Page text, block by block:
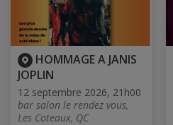
HOMMAGE A JANIS
JOPLIN
12 septembre 2026, 21h00
bar salon le rendez vous,
Les Coteaux, QC